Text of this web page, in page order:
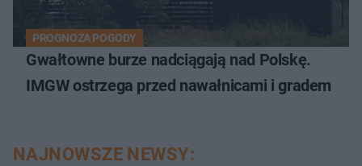
PROGNOZA POGODY
Gwałtowne burze nadciągają nad Polskę.
IMGW ostrzega przed nawałnicami i gradem
NAJNOWSZE NEWSY: